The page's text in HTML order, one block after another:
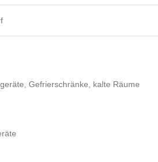
Gefrierschränke, kalte Räume